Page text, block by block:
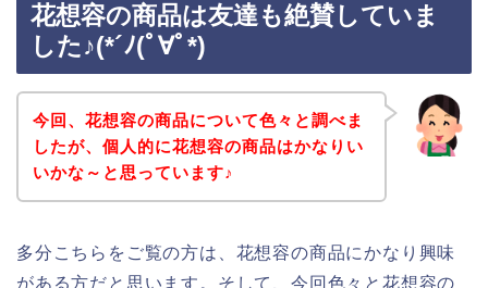
花想容の商品は友達も絶賛していま
した♪(*´ﾉ(ﾟ∀ﾟ*)
今回、花想容の商品について色々と調べま
したが、個人的に花想容の商品はかなりい
いかな～と思っています♪
多分こちらをご覧の方は、花想容の商品にかなり興味
がある方だと思います。そして、今回色々と花想容の